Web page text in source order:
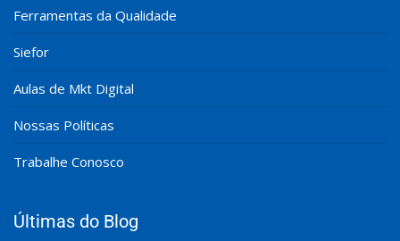
Ferramentas da Qualidade
Siefor
Aulas de Mkt Digital
Nossas Políticas
Trabalhe Conosco
Últimas do Blog